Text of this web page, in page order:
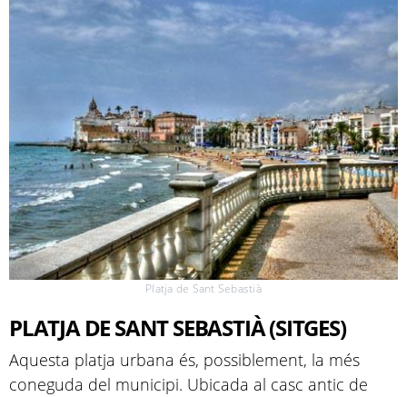
Platja de Sant Sebastià
PLATJA DE SANT SEBASTIÀ (SITGES)
Aquesta platja urbana és, possiblement, la més
coneguda del municipi. Ubicada al casc antic de